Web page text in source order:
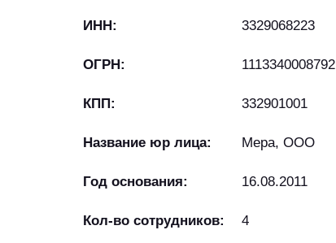
ИНН: 3329068223
ОГРН: 1113340008792
КПП: 332901001
Название юр лица: Мера, ООО
Год основания: 16.08.2011
Кол-во сотрудников: 4